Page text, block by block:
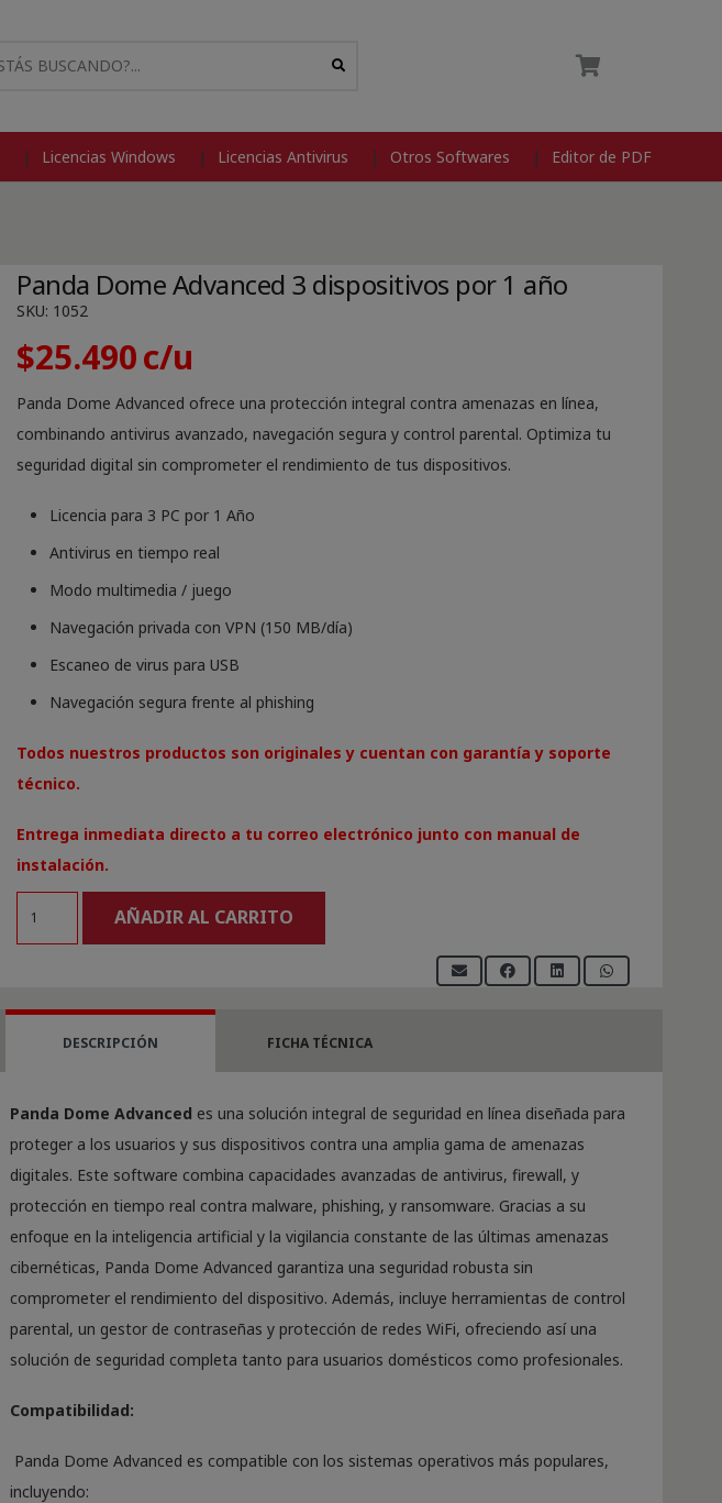
Licencias Windows Licencias Antivirus Otros Softwares Editor de PDF
Panda Dome Advanced 3 dispositivos por 1 año
SKU: 1052
$25.490
Panda Dome Advanced ofrece una protección integral contra amenazas en línea,
combinando antivirus avanzado, navegación segura y control parental. Optimiza tu
seguridad digital sin comprometer el rendimiento de tus dispositivos.
Licencia para 3 PC por 1 Año
Antivirus en tiempo real
Modo multimedia / juego
Navegación privada con VPN (150 MB/día)
Escaneo de virus para USB
Navegación segura frente al phishing
Todos nuestros productos son originales y cuentan con garantía y soporte
técnico.
Entrega inmediata directo a tu correo electrónico junto con manual de
instalación.
año
cantidad
AÑADIR AL CARRITO
DESCRIPCIÓN FICHA TÉCNICA
Panda Dome Advanced es una solución integral de seguridad en línea diseñada para
proteger a los usuarios y sus dispositivos contra una amplia gama de amenazas
digitales. Este software combina capacidades avanzadas de antivirus, firewall, y
protección en tiempo real contra malware, phishing, y ransomware. Gracias a su
enfoque en la inteligencia artificial y la vigilancia constante de las últimas amenazas
cibernéticas, Panda Dome Advanced garantiza una seguridad robusta sin
comprometer el rendimiento del dispositivo. Además, incluye herramientas de control
parental, un gestor de contraseñas y protección de redes WiFi, ofreciendo así una
solución de seguridad completa tanto para usuarios domésticos como profesionales.
Compatibilidad:
Panda Dome Advanced es compatible con los sistemas operativos más populares,
incluyendo: